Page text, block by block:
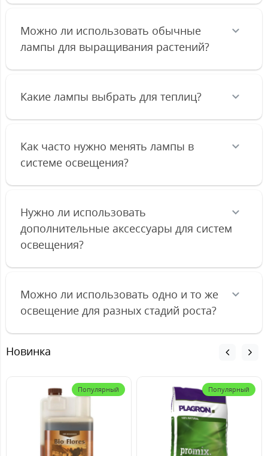
Можно ли использовать обычные
лампы для выращивания растений?
Какие лампы выбрать для теплиц?
Как часто нужно менять лампы в
системе освещения?
Нужно ли использовать
дополнительные аксессуары для систем
освещения?
Можно ли использовать одно и то же
освещение для разных стадий роста?
Новинка
Популярный Популярный